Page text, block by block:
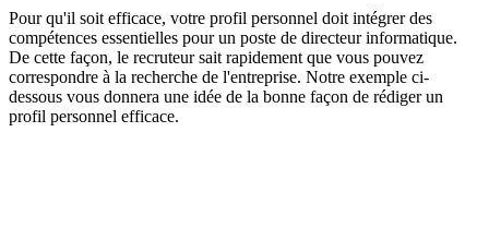
Pour qu'il soit efficace, votre profil personnel doit intégrer des
compétences essentielles pour un poste de directeur informatique.
De cette façon, le recruteur sait rapidement que vous pouvez
correspondre à la recherche de l'entreprise. Notre exemple ci-
dessous vous donnera une idée de la bonne façon de rédiger un
profil personnel efficace.